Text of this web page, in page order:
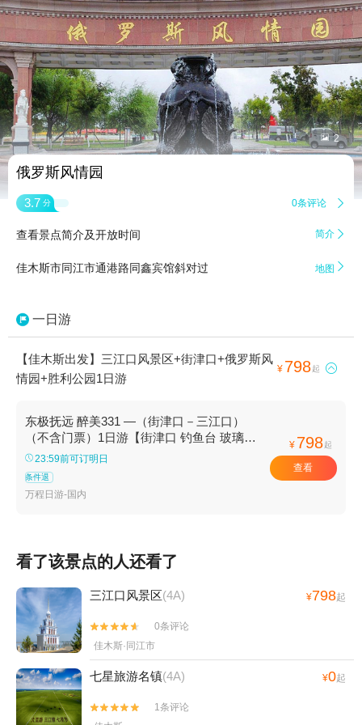
 2
俄罗斯风情园
3.7 分 0条评论 
查看景点简介及开放时间 简介 
佳木斯市同江市通港路同鑫宾馆斜对过 地图 
一日游
【佳木斯出发】三江口风景区+街津口+俄罗斯风
情园+胜利公园1日游
¥ 798起 
东极抚远 醉美331 —（街津口－三江口）
（不含门票）1日游【街津口 钓鱼台 玻璃栈
道 赫哲族文化体验 国家森林公园】
23:59前可订明日
条件退
万程日游-国内
¥ 798起
查看
看了该景点的人还看了
三江口风景区(4A) ¥798起


0条评论
佳木斯·同江市
七星旅游名镇(4A) ¥0起


1条评论
